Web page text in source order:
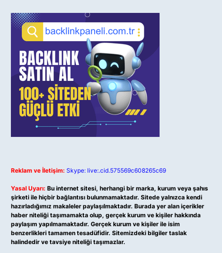
Reklam ve İletişim: Skype: live:.cid.575569c608265c69
Yasal Uyarı: Bu internet sitesi, herhangi bir marka, kurum veya şahıs
şirketi ile hiçbir bağlantısı bulunmamaktadır. Sitede yalnızca kendi
hazırladığımız makaleler paylaşılmaktadır. Burada yer alan içerikler
haber niteliği taşımamakta olup, gerçek kurum ve kişiler hakkında
paylaşım yapılmamaktadır. Gerçek kurum ve kişiler ile isim
benzerlikleri tamamen tesadüfidir. Sitemizdeki bilgiler taslak
halindedir ve tavsiye niteliği taşımazlar.